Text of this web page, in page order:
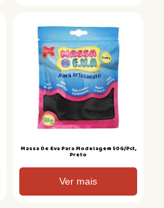
Massa De Eva Para Modelagem 50G/Pct,
Preto
Ver mais